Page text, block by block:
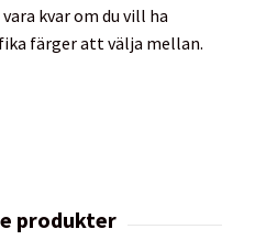
kvar om du vill ha
färger att välja mellan.